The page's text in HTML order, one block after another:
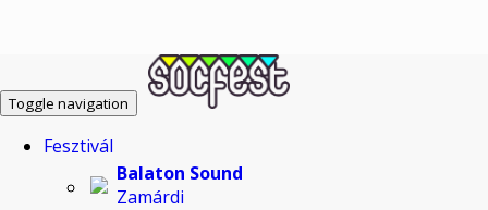
Toggle navigation
Fesztivál
Balaton Sound
Zamárdi